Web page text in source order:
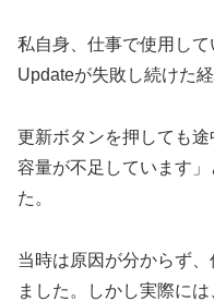
私自身、仕事で使用し
Updateが失敗し続けた
更新ボタンを押しても
容量が不足しています
た。
当時は原因が分からず
ました。しかし実際に